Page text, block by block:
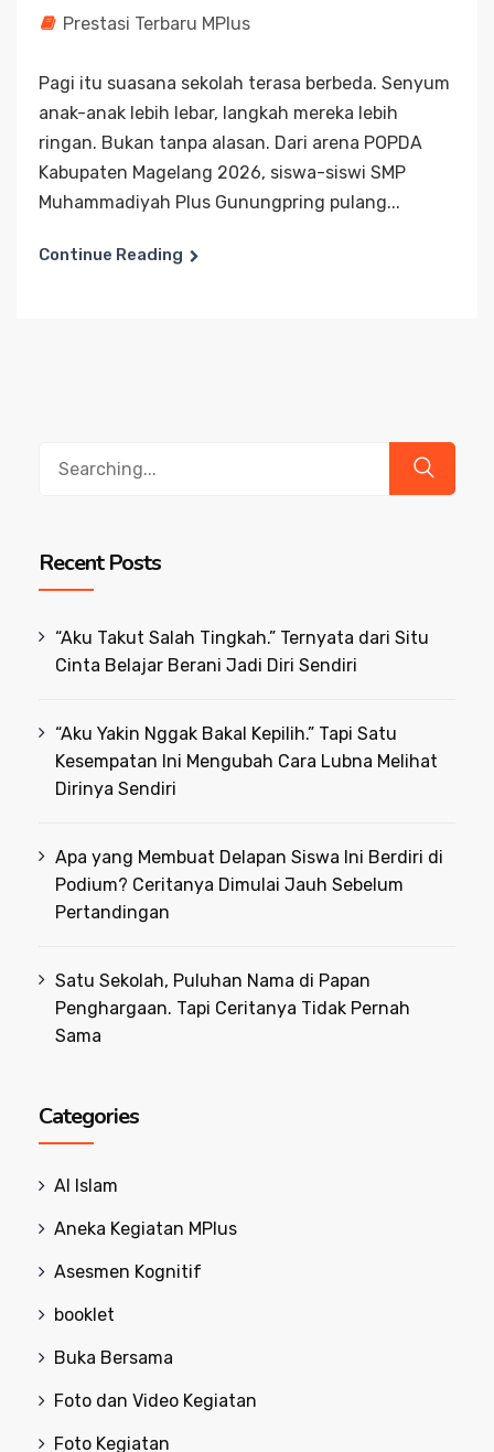
Prestasi Terbaru MPlus
Pagi itu suasana sekolah terasa berbeda. Senyum
anak-anak lebih lebar, langkah mereka lebih
ringan. Bukan tanpa alasan. Dari arena POPDA
Kabupaten Magelang 2026, siswa-siswi SMP
Muhammadiyah Plus Gunungpring pulang...
Continue Reading
Recent Posts
“Aku Takut Salah Tingkah.” Ternyata dari Situ
Cinta Belajar Berani Jadi Diri Sendiri
“Aku Yakin Nggak Bakal Kepilih.” Tapi Satu
Kesempatan Ini Mengubah Cara Lubna Melihat
Dirinya Sendiri
Apa yang Membuat Delapan Siswa Ini Berdiri di
Podium? Ceritanya Dimulai Jauh Sebelum
Pertandingan
Satu Sekolah, Puluhan Nama di Papan
Penghargaan. Tapi Ceritanya Tidak Pernah
Sama
Categories
Al Islam
Aneka Kegiatan MPlus
Asesmen Kognitif
booklet
Buka Bersama
Foto dan Video Kegiatan
Foto Kegiatan